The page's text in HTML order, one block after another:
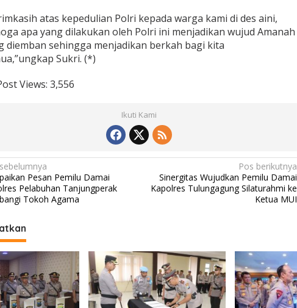
atas kepedulian Polri kepada warga kami di des aini,
apa yang dilakukan oleh Polri ini menjadikan wujud Amanah
diemban sehingga menjadikan berkah bagi kita
Sukri. (*)
Views: 3,556
Ikuti Kami
Pesan Pemilu Damai
Pelabuhan Tanjungperak
Tokoh Agama
Pos berikutnya
Sinergitas Wujudkan Pemilu Damai
Kapolres Tulungagung Silaturahmi ke
Ketua MUI